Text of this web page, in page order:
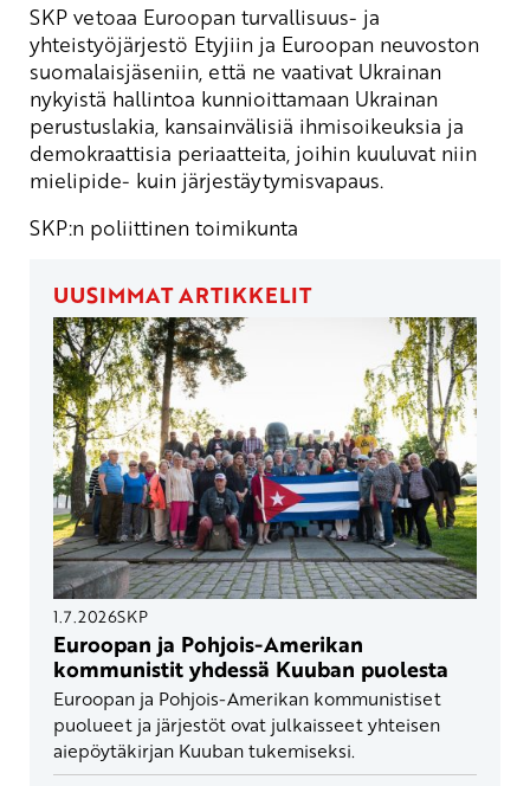
SKP vetoaa Euroopan turvallisuus- ja
yhteistyöjärjestö Etyjiin ja Euroopan neuvoston
suomalaisjäseniin, että ne vaativat Ukrainan
nykyistä hallintoa kunnioittamaan Ukrainan
perustuslakia, kansainvälisiä ihmisoikeuksia ja
demokraattisia periaatteita, joihin kuuluvat niin
mielipide- kuin järjestäytymisvapaus.
SKP:n poliittinen toimikunta
UUSIMMAT ARTIKKELIT
1.7.2026SKP
Euroopan ja Pohjois-Amerikan
kommunistit yhdessä Kuuban puolesta
Euroopan ja Pohjois-Amerikan kommunistiset
puolueet ja järjestöt ovat julkaisseet yhteisen
aiepöytäkirjan Kuuban tukemiseksi.